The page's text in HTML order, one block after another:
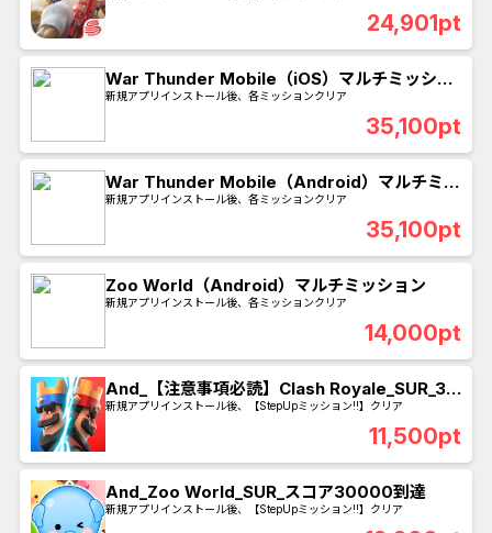
24,901pt
War Thunder Mobile（iOS）マルチミッショ
ン
新規アプリインストール後、各ミッションクリア
35,100pt
War Thunder Mobile（Android）マルチミッ
ション
新規アプリインストール後、各ミッションクリア
35,100pt
Zoo World（Android）マルチミッション
新規アプリインストール後、各ミッションクリア
14,000pt
And_【注意事項必読】Clash Royale_SUR_30
日以内にトロフィーを3000本獲得する
新規アプリインストール後、【StepUpミッション!!】クリア
11,500pt
And_Zoo World_SUR_スコア30000到達
新規アプリインストール後、【StepUpミッション!!】クリア